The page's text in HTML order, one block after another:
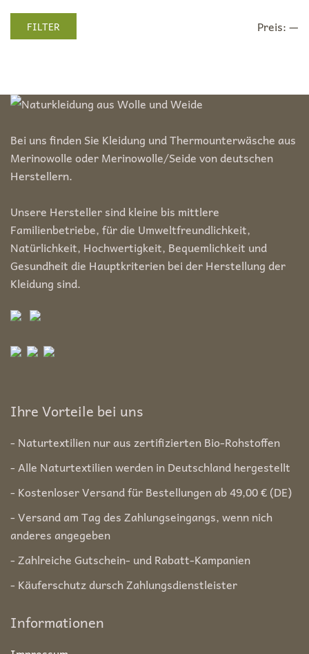
Min.
Max.FILTER Preis:—
Bei uns finden Sie Kleidung und Thermounterwäsche aus
Merinowolle oder Merinowolle/Seide von deutschen
Herstellern.
Unsere Hersteller sind kleine bis mittlere
Familienbetriebe, für die Umweltfreundlichkeit,
Natürlichkeit, Hochwertigkeit, Bequemlichkeit und
Gesundheit die Hauptkriterien bei der Herstellung der
Kleidung sind.
Ihre Vorteile bei uns
- Naturtextilien nur aus zertifizierten Bio-Rohstoffen
- Alle Naturtextilien werden in Deutschland hergestellt
- Kostenloser Versand für Bestellungen ab 49,00 € (DE)
- Versand am Tag des Zahlungseingangs, wenn nich
anderes angegeben
- Zahlreiche Gutschein- und Rabatt-Kampanien
- Käuferschutz dursch Zahlungsdienstleister
Informationen